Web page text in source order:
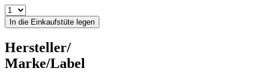
In die Einkaufstüte legen
Hersteller/
Marke/Label